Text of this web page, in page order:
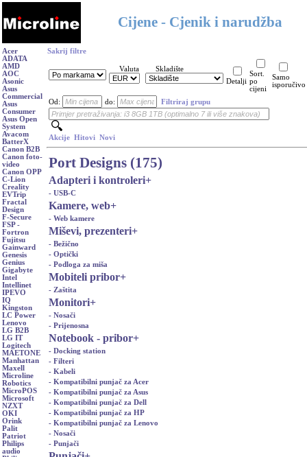
Cijene - Cjenik i narudžba
Acer
ADATA
AMD
AOC
Asonic
Asus
Commercial
Asus
Consumer
Asus Open
System
Avacom
BatterX
Canon B2B
Canon foto-
video
Canon OPP
C-Lion
Creality
EVTrip
Fractal
Design
F-Secure
FSP -
Fortron
Fujitsu
Gainward
Genesis
Genius
Gigabyte
Intel
Intellinet
IPEVO
IQ
Kingston
LC Power
Lenovo
LG B2B
LG IT
Logitech
MAETONE
Manhattan
Maxell
Microline
Robotics
MicroPOS
Microsoft
NZXT
OKI
Orink
Palit
Patriot
Philips
audio
Sakrij filtre
Valuta
Skladište
Detalji
Sort.
po
cijeni
Samo
isporučivo
Od: do: Filtriraj grupu
Akcije Hitovi Novi
Port Designs (175)
Adapteri i kontroleri+
- USB-C
Kamere, web+
- Web kamere
Miševi, prezenteri+
- Bežično
- Optički
- Podloga za miša
Mobiteli pribor+
- Zaštita
Monitori+
- Nosači
- Prijenosna
Notebook - pribor+
- Docking station
- Filteri
- Kabeli
- Kompatibilni punjač za Acer
- Kompatibilni punjač za Asus
- Kompatibilni punjač za Dell
- Kompatibilni punjač za HP
- Kompatibilni punjač za Lenovo
- Nosači
- Punjači